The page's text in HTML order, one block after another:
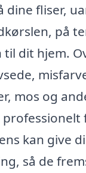
dine fliser,
på
dit hjem.
mos og
kan give
så de